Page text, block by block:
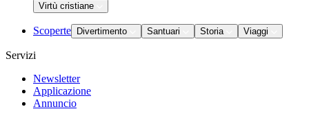
Virtù cristiane
Scoperte Divertimento Santuari Storia Viaggi
Servizi
Newsletter
Applicazione
Annuncio